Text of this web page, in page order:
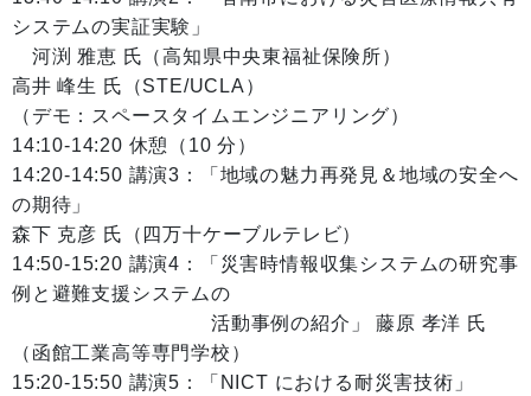
システムの実証実験」
河渕 雅恵 氏（高知県中央東福祉保険所）
高井 峰生 氏（STE/UCLA）
（デモ：スペースタイムエンジニアリング）
14:10-14:20 休憩（10 分）
14:20-14:50 講演3：「地域の魅力再発見＆地域の安全へ
の期待」
森下 克彦 氏（四万十ケーブルテレビ）
14:50-15:20 講演4：「災害時情報収集システムの研究事
例と避難支援システムの
活動事例の紹介」 藤原 孝洋 氏
（函館工業高等専門学校）
15:20-15:50 講演5：「NICT における耐災害技術」